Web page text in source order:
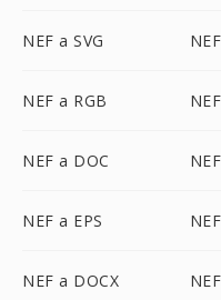
NEF a SVG
NEF a RGB
NEF a DOC
NEF a EPS
NEF a DOCX